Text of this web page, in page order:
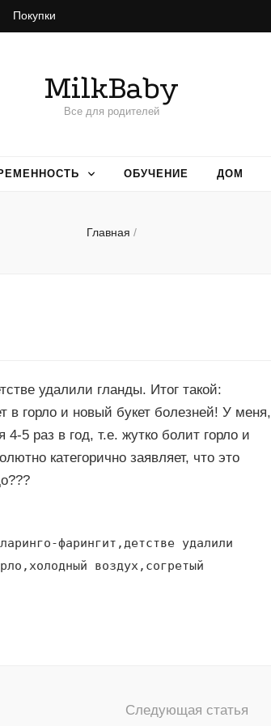
Покупки
MilkBaby
Все для родителей
ОБУЧЕНИЕ ДОМ
Главная /
удалили гланды. Итог такой:
в горло и новый букет болезней! У меня,
5 раз в год, т.е. жутко болит горло и
категорично заявляет, что это
фарингит,детстве удалили
воздух,согретый
Следующая статья